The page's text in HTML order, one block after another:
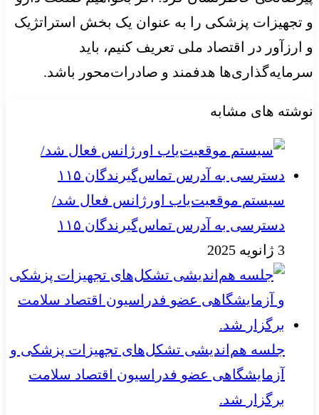
و تجهیزات پزشکی را به‌ عنوان یک بخش استراتژیک
و ارزآور در اقتصاد ملی تعریف کنیم، باید
سرمایه‌گذاری‌ها هدفمند و صادرات‌محور باشد.
نوشته های مشابه
سیستم موقعیت‌یاب اورژانس فعال شد/
دسترسی به آدرس تماس‌گیرندگان ۱۱۵
3 ژانویه 2025
جلسه هم‌اندیشی تشکل‌های تجهیزات پزشکی و
آزمایشگاهی عضو فدراسیون اقتصاد سلامت
برگزار شد.